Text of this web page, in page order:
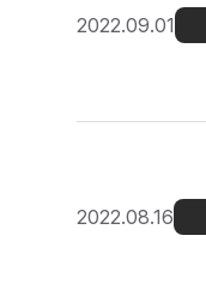
2022.09.01
2022.08.16